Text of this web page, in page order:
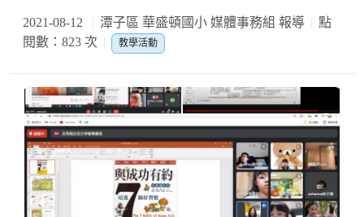
2021-08-12 潭子區 華盛頓國小 媒體事務組 報導
點
閱數：823 次
教學活動